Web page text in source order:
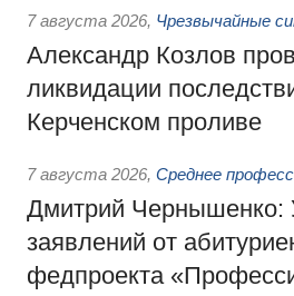
7 августа 2026, Чрезвычайные
Александр Козлов
ликвидации
Керченском проливе
7 августа 2026, Среднее
Дмитрий Чернышенко:
заявлений от
федпроекта